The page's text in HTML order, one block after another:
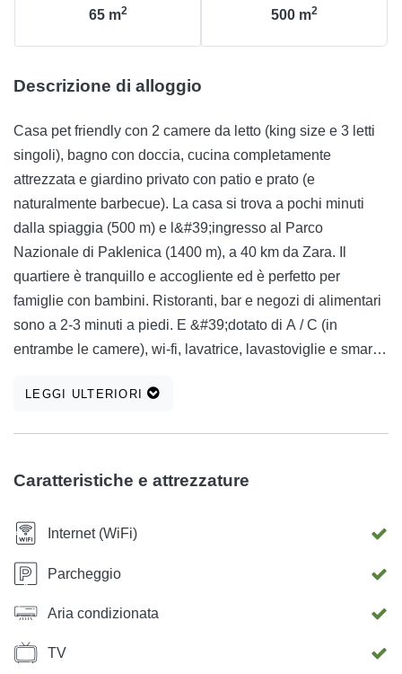
65 m2 500 m2
Descrizione di alloggio
Casa pet friendly con 2 camere da letto (king size e 3 letti
singoli), bagno con doccia, cucina completamente
attrezzata e giardino privato con patio e prato (e
naturalmente barbecue). La casa si trova a pochi minuti
dalla spiaggia (500 m) e l&#39;ingresso al Parco
Nazionale di Paklenica (1400 m), a 40 km da Zara. Il
quartiere è tranquillo e accogliente ed è perfetto per
famiglie con bambini. Ristoranti, bar e negozi di alimentari
sono a 2-3 minuti a piedi. E &#39;dotato di A / C (in
entrambe le camere), wi-fi, lavatrice, lavastoviglie e smart
benvenuti gratuitamente.
LEGGI ULTERIORI
Caratteristiche e attrezzature
Internet (WiFi)
Parcheggio
Aria condizionata
TV